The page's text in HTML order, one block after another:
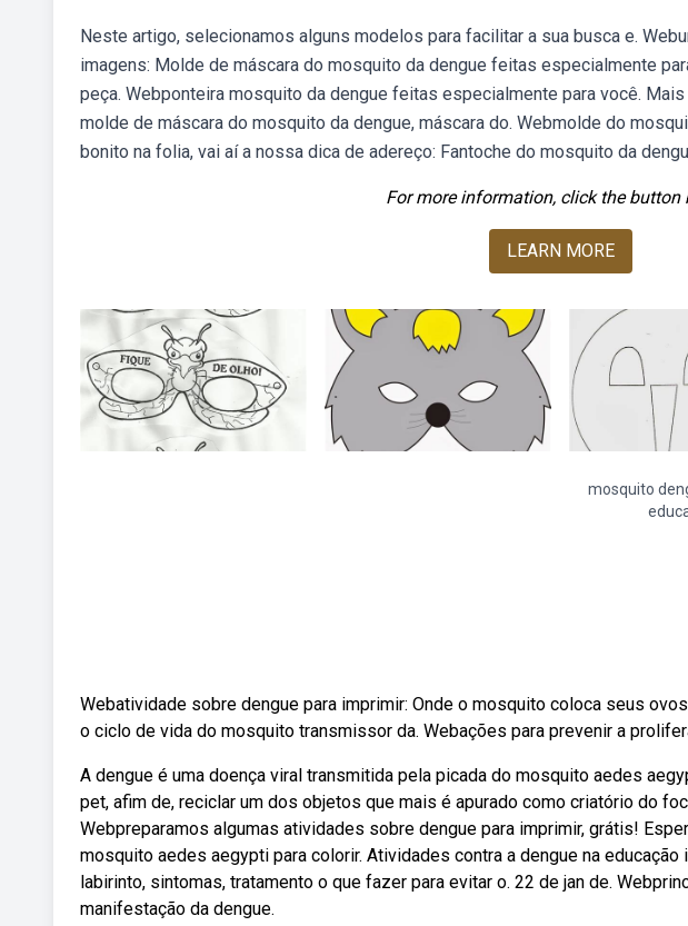
Neste artigo, selecionamos alguns modelos para facilitar a sua busca e.
imagens: Molde de máscara do mosquito da dengue feitas especialmente
peça. Webponteira mosquito da dengue feitas especialmente para você.
molde de máscara do mosquito da dengue, máscara do. Webmolde do
bonito na folia, vai aí a nossa dica de adereço: Fantoche do mosquito da
For more information, click the button
LEARN MORE
mosquito
Webatividade sobre dengue para imprimir: Onde o mosquito coloca seus
o ciclo de vida do mosquito transmissor da. Webações para prevenir a
A dengue é uma doença viral transmitida pela picada do mosquito aedes
pet, afim de, reciclar um dos objetos que mais é apurado como criatório do
Webpreparamos algumas atividades sobre dengue para imprimir, grátis!
mosquito aedes aegypti para colorir. Atividades contra a dengue na
labirinto, sintomas, tratamento o que fazer para evitar o. 22 de jan de.
manifestação da dengue.